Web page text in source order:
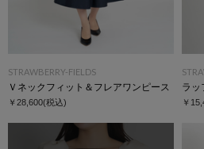
STRAWBERRY-FIELDS
Ｖネックフィット＆フレアワンピース
￥28,600(税込)
ラッ
￥